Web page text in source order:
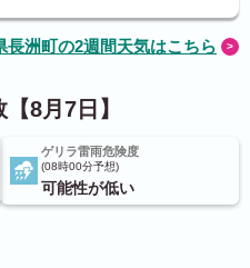
長洲町の2週間天気はこちら
8月7日】
ゲリラ雷雨危険度
08時00分予想
可能性が低い